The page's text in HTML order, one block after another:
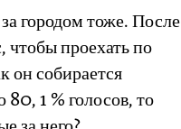
городом тоже. После
чтобы проехать по
он собирается
80, 1 % голосов, то